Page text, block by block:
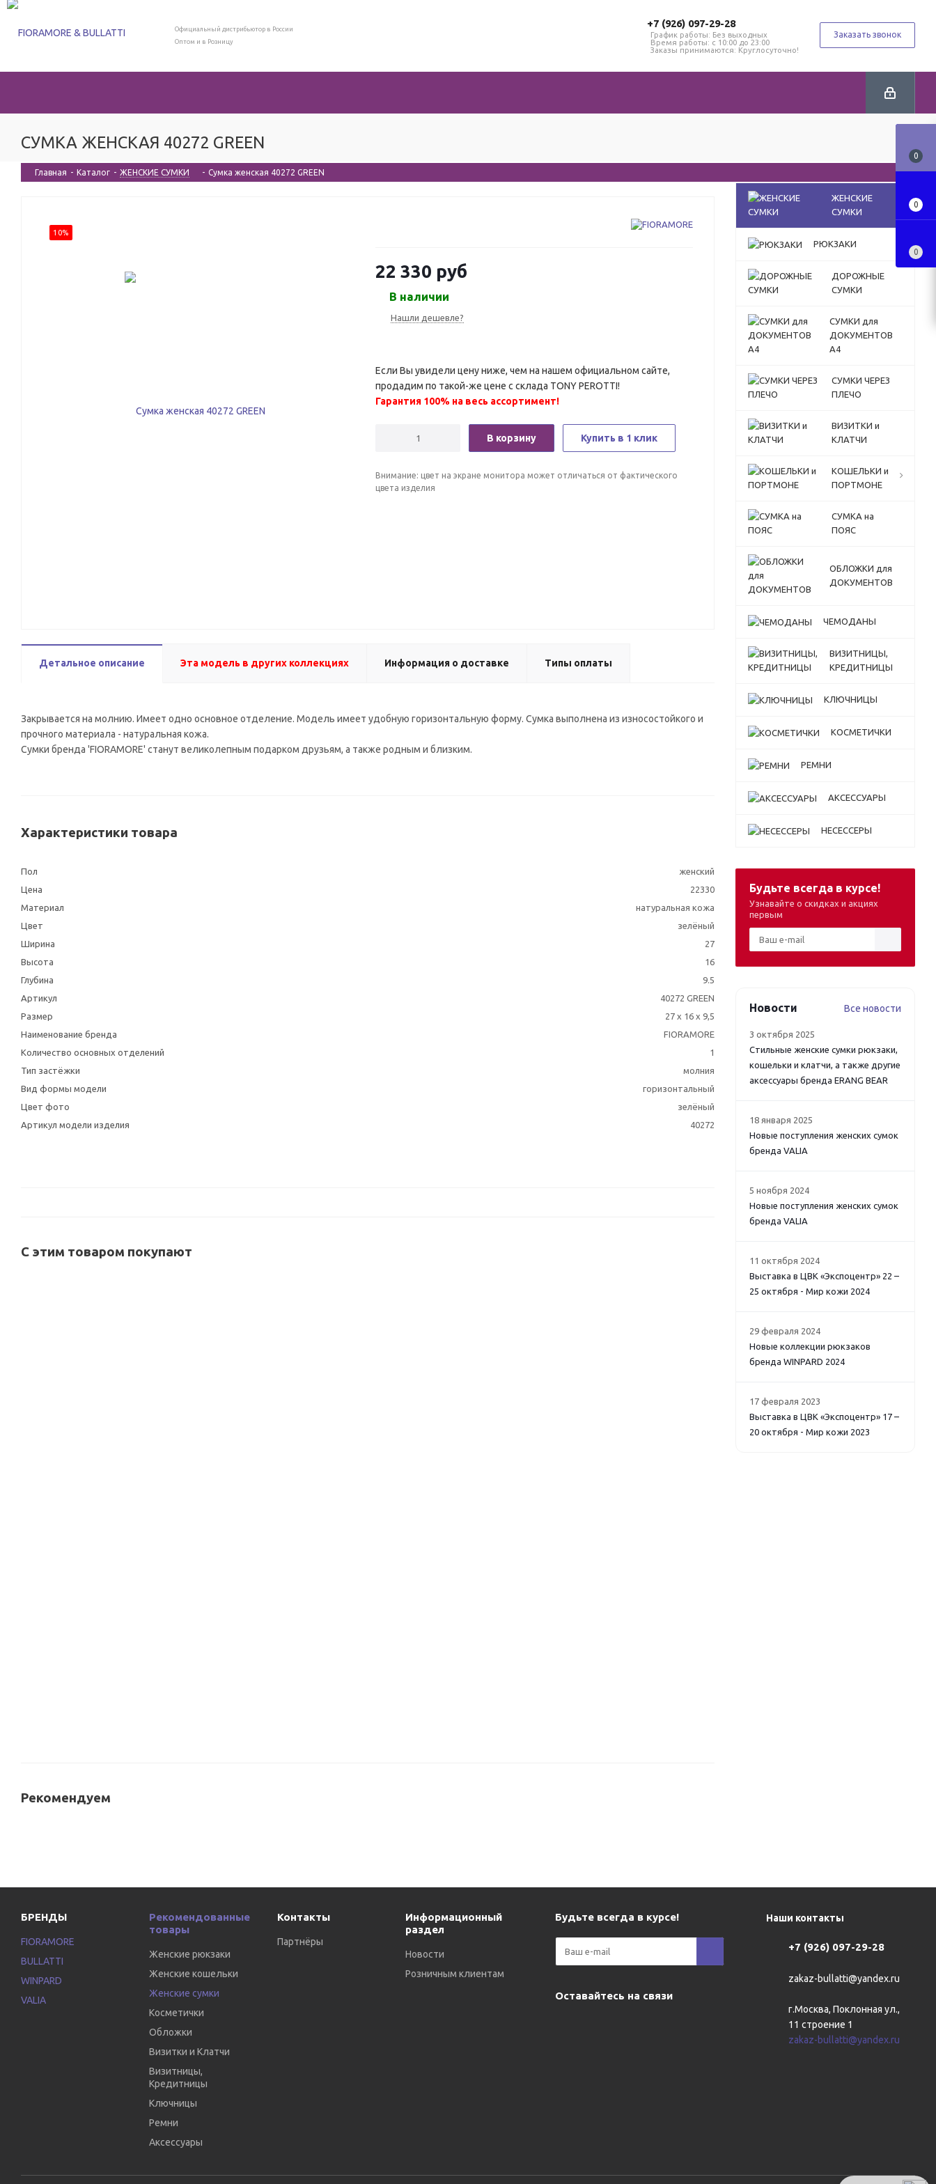
Официальный дистрибьютор в России
Оптом и в Розницу
+7 (926) 097-29-28
График работы: Без выходных
Время работы: с 10:00 до 23:00
Заказы принимаются: Круглосуточно!
Заказать звонок
СУМКА ЖЕНСКАЯ 40272 GREEN
Главная - Каталог - ЖЕНСКИЕ СУМКИ - Сумка женская 40272 GREEN
10%
22 330 руб
В наличии
Нашли дешевле?
Если Вы увидели цену ниже, чем на нашем официальном сайте,
продадим по такой-же цене с склада TONY PEROTTI!
Гарантия 100% на весь ассортимент!
В корзину Купить в 1 клик
Внимание: цвет на экране монитора может отличаться от фактического
цвета изделия
Детальное описание Эта модель в других коллекциях Информация о доставке Типы оплаты
Закрывается на молнию. Имеет одно основное отделение. Модель имеет удобную горизонтальную форму. Сумка выполнена из износостойкого и
прочного материала - натуральная кожа.
Сумки бренда 'FIORAMORE' станут великолепным подарком друзьям, а также родным и близким.
Характеристики товара
Пол
женский
Цена
22330
Материал
натуральная кожа
Цвет
зелёный
Ширина
27
Высота
16
Глубина
9.5
Артикул
40272 GREEN
Размер
27 x 16 x 9,5
Наименование бренда
FIORAMORE
Количество основных отделений
1
Тип застёжки
молния
Вид формы модели
горизонтальный
Цвет фото
зелёный
Артикул модели изделия
40272
С этим товаром покупают
Рекомендуем
ЖЕНСКИЕ
СУМКИ
РЮКЗАКИ
ДОРОЖНЫЕ
СУМКИ
СУМКИ для
ДОКУМЕНТОВ
А4
СУМКИ ЧЕРЕЗ
ПЛЕЧО
ВИЗИТКИ и
КЛАТЧИ
КОШЕЛЬКИ и
ПОРТМОНЕ
СУМКА на
ПОЯС
ОБЛОЖКИ для
ДОКУМЕНТОВ
ЧЕМОДАНЫ
ВИЗИТНИЦЫ,
КРЕДИТНИЦЫ
КЛЮЧНИЦЫ
КОСМЕТИЧКИ
РЕМНИ
АКСЕССУАРЫ
НЕСЕССЕРЫ
Будьте всегда в курсе!
Узнавайте о скидках и акциях
первым
Новости Все новости
3 октября 2025
Стильные женские сумки рюкзаки,
кошельки и клатчи, а также другие
аксессуары бренда ERANG BEAR
18 января 2025
Новые поступления женских сумок
бренда VALIA
5 ноября 2024
Новые поступления женских сумок
бренда VALIA
11 октября 2024
Выставка в ЦВК «Экспоцентр» 22 –
25 октября - Мир кожи 2024
29 февраля 2024
Новые коллекции рюкзаков
бренда WINPARD 2024
17 февраля 2023
Выставка в ЦВК «Экспоцентр» 17 –
20 октября - Мир кожи 2023
БРЕНДЫ
FIORAMORE
BULLATTI
WINPARD
VALIA
Рекомендованные
товары
Женские рюкзаки
Женские кошельки
Женские сумки
Косметички
Обложки
Визитки и Клатчи
Визитницы,
Кредитницы
Ключницы
Ремни
Аксессуары
Контакты
Партнёры
Информационный
раздел
Новости
Розничным клиентам
Будьте всегда в курсе!
Оставайтесь на связи
Наши контакты
+7 (926) 097-29-28
zakaz-bullatti@yandex.ru
г.Москва, Поклонная ул.,
11 строение 1
zakaz-bullatti@yandex.ru
0
0
0